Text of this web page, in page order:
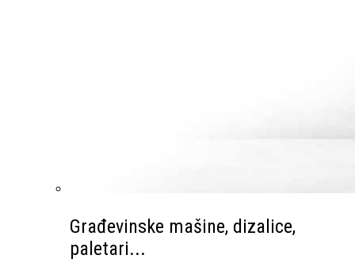
Građevinske mašine, dizalice,
paletari...